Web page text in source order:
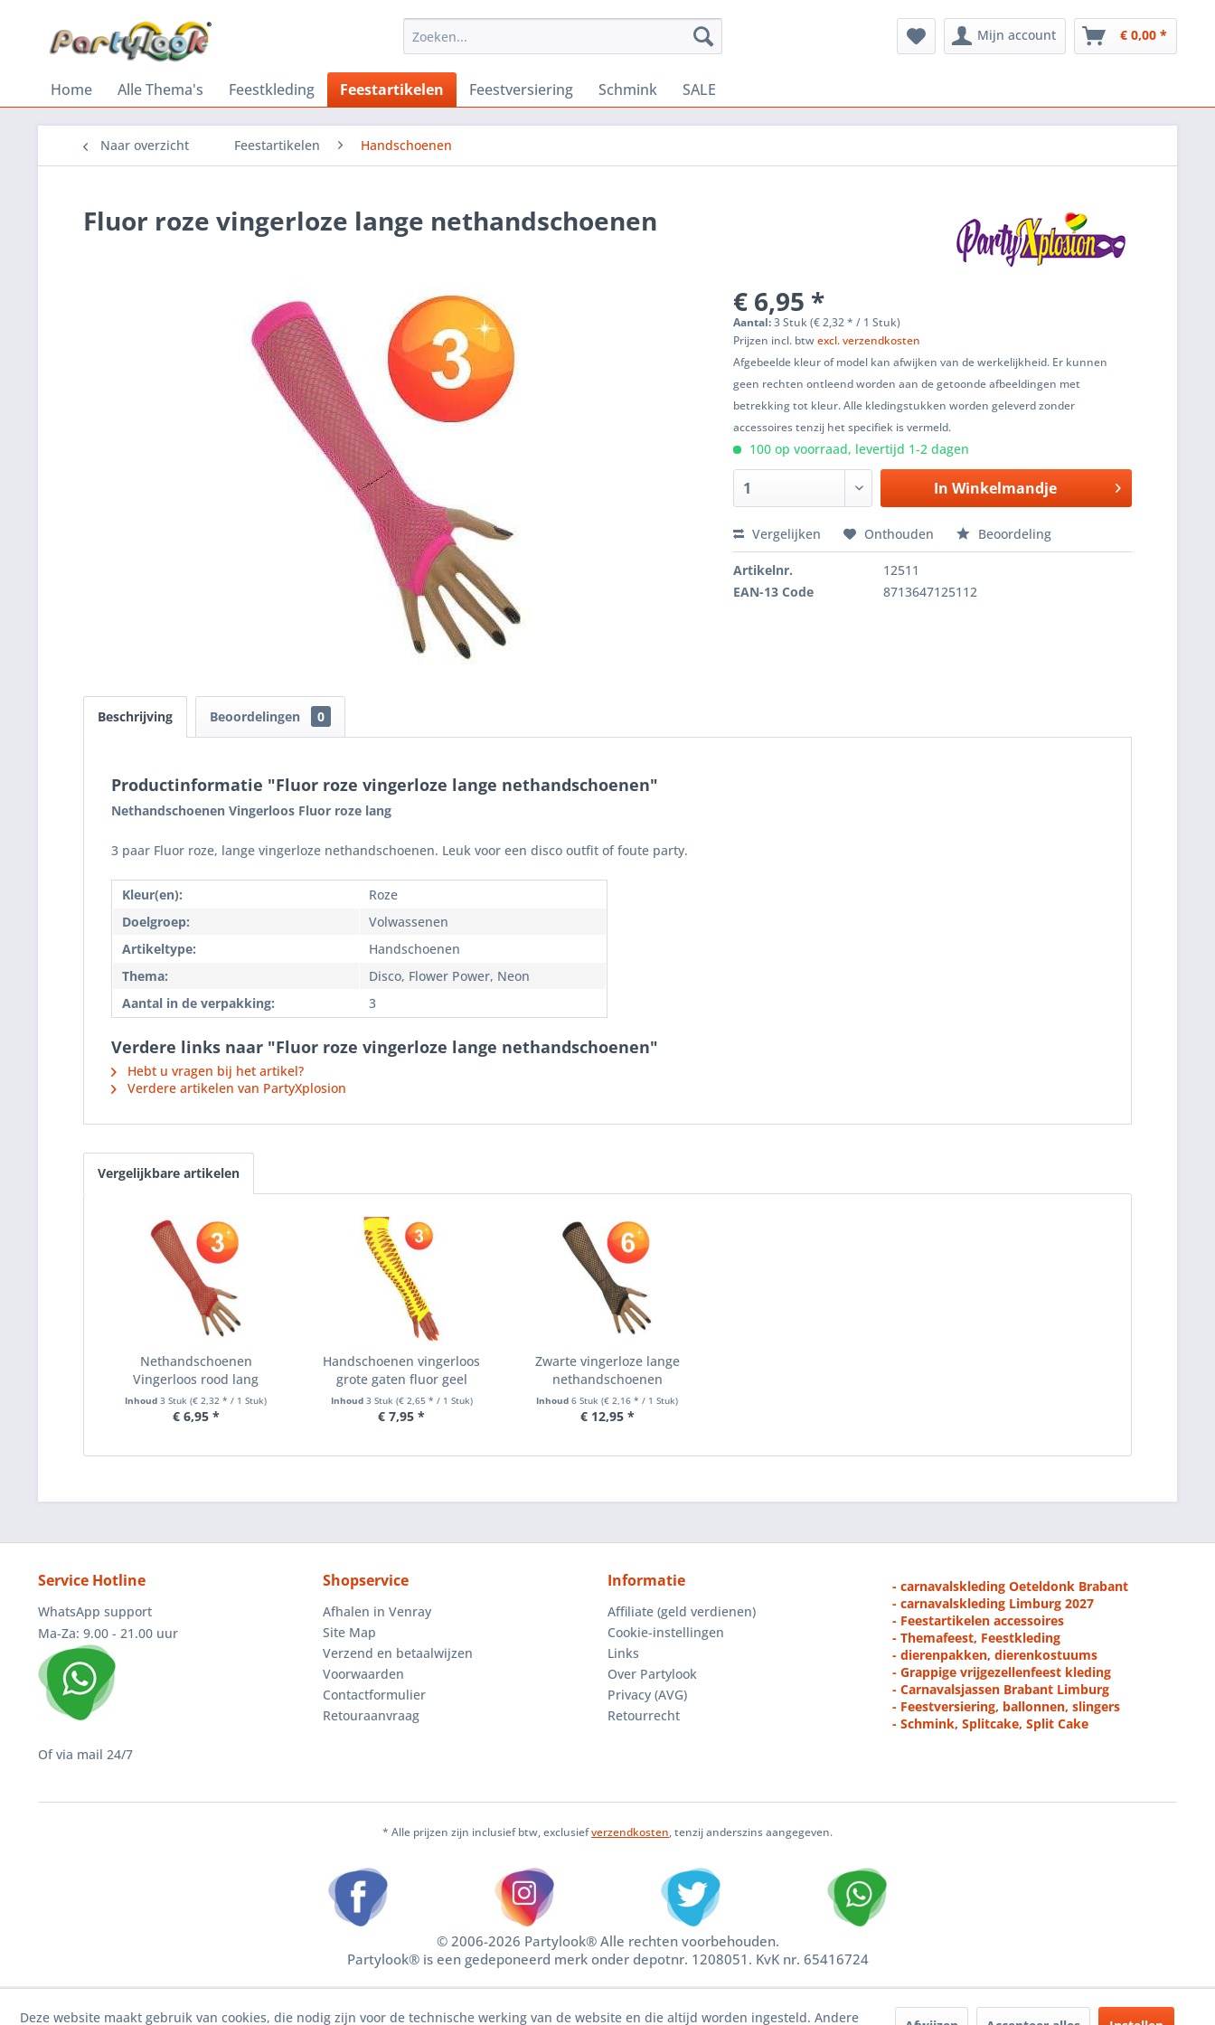
Mijn account € 0,00 *
Home Alle Thema's Feestkleding Feestartikelen Feestversiering Schmink SALE
Naar overzicht Feestartikelen Handschoenen
Fluor roze vingerloze lange nethandschoenen
€ 6,95 *
Aantal:3 Stuk (€ 2,32 * / 1 Stuk)
Prijzen incl. btwexcl. verzendkosten
Afgebeelde kleur of model kan afwijken van de werkelijkheid. Er kunnen
geen rechten ontleend worden aan de getoonde afbeeldingen met
betrekking tot kleur. Alle kledingstukken worden geleverd zonder
accessoires tenzij het specifiek is vermeld.
100 op voorraad, levertijd 1-2 dagen
In Winkelmandje
Vergelijken Onthouden Beoordeling
Artikelnr.
12511
EAN-13 Code
8713647125112
Beschrijving Beoordelingen 0
Productinformatie "Fluor roze vingerloze lange nethandschoenen"
Nethandschoenen Vingerloos Fluor roze lang
3 paar Fluor roze, lange vingerloze nethandschoenen. Leuk voor een disco outfit of foute party.
Kleur(en):
Roze
Doelgroep:
Volwassenen
Artikeltype:
Handschoenen
Thema:
Disco, Flower Power, Neon
Aantal in de verpakking:
3
Verdere links naar "Fluor roze vingerloze lange nethandschoenen"
Hebt u vragen bij het artikel?
Verdere artikelen van PartyXplosion
Vergelijkbare artikelen
Nethandschoenen
Vingerloos rood lang
Inhoud3 Stuk(€ 2,32 * / 1 Stuk)
€ 6,95 *
Handschoenen vingerloos
grote gaten fluor geel
Inhoud 3 Stuk (€ 2,65 * / 1 Stuk)
€ 7,95 *
Zwarte vingerloze lange
nethandschoenen
Inhoud6 Stuk(€ 2,16 * / 1 Stuk)
€ 12,95 *
Service Hotline
WhatsApp support
Ma-Za: 9.00 - 21.00 uur
Of via mail 24/7
Shopservice
Afhalen in Venray
Site Map
Verzend en betaalwijzen
Voorwaarden
Contactformulier
Retouraanvraag
Informatie
Affiliate (geld verdienen)
Cookie-instellingen
Links
Over Partylook
Privacy (AVG)
Retourrecht
- carnavalskleding Oeteldonk Brabant
- carnavalskleding Limburg 2027
- Feestartikelen accessoires
- Themafeest, Feestkleding
- dierenpakken, dierenkostuums
- Grappige vrijgezellenfeest kleding
- Carnavalsjassen Brabant Limburg
- Feestversiering, ballonnen, slingers
- Schmink, Splitcake, Split Cake
* Alle prijzen zijn inclusief btw, exclusiefverzendkosten, tenzij anderszins aangegeven.
© 2006-2026 Partylook® Alle rechten voorbehouden.
Partylook® is een gedeponeerd merk onder depotnr. 1208051. KvK nr. 65416724
Deze website maakt gebruik van cookies, die nodig zijn voor de technische werking van de website en die altijd worden ingesteld. Andere